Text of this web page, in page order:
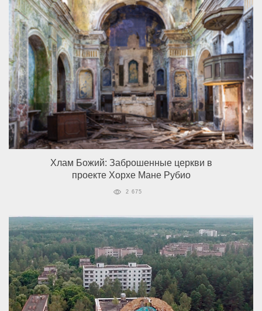
Хлам Божий: Заброшенные церкви в
проекте Хорхе Мане Рубио
2 675